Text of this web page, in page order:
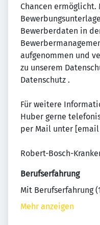
Chancen
Bewerberdaten in
aufgenommen und
zu unserem
Datenschutz .
Für weitere
Huber gerne
per Mail unter
Robert-Bosch-
Berufserfahrung
Mit Berufserfahrung
Mehr anzeigen